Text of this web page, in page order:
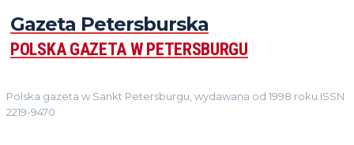
Gazeta Petersburska
POLSKA GAZETA W PETERSBURGU
Polska gazeta w Sankt Petersburgu, wydawana od 1998 roku.ISSN
2219-9470